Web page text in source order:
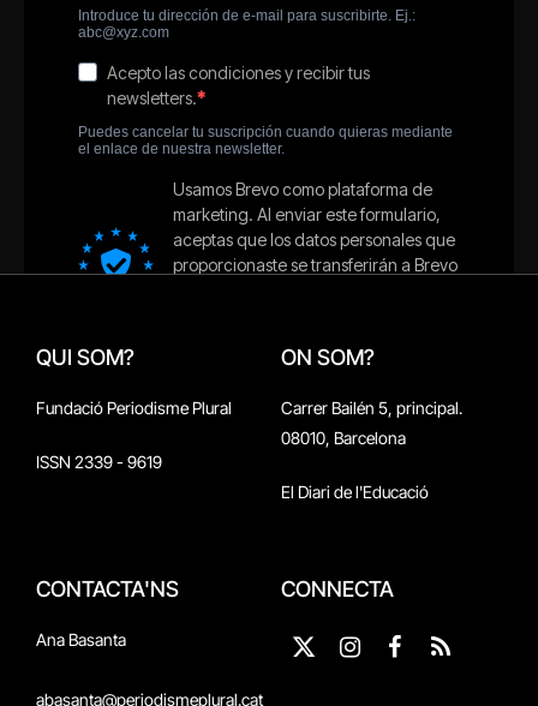
QUI SOM?
Fundació Periodisme Plural
ISSN 2339 - 9619
ON SOM?
Carrer Bailén 5, principal.
08010, Barcelona
El Diari de l'Educació
CONTACTA'NS
Ana Basanta
abasanta@periodismeplural.cat
CONNECTA
X
Instagram
Facebook
RSS